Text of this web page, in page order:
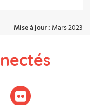
Mise à jour : Mars 2023